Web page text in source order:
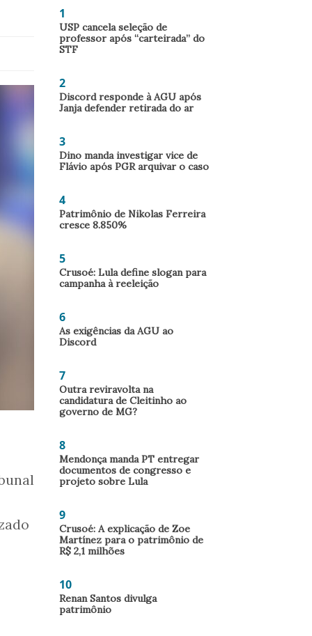
1
USP cancela seleção de
professor após “carteirada” do
STF
2
Discord responde à AGU após
Janja defender retirada do ar
3
Dino manda investigar vice de
Flávio após PGR arquivar o caso
4
Patrimônio de Nikolas Ferreira
cresce 8.850%
5
Crusoé: Lula define slogan para
campanha à reeleição
6
As exigências da AGU ao
Discord
7
Outra reviravolta na
candidatura de Cleitinho ao
governo de MG?
8
Mendonça manda PT entregar
documentos de congresso e
projeto sobre Lula
9
Crusoé: A explicação de Zoe
Martínez para o patrimônio de
R$ 2,1 milhões
10
Renan Santos divulga
patrimônio